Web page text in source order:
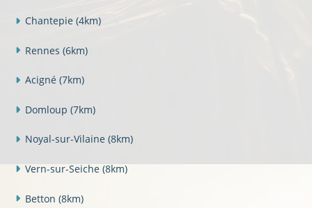
Chantepie (4km)
Rennes (6km)
Acigné (7km)
Domloup (7km)
Noyal-sur-Vilaine (8km)
Vern-sur-Seiche (8km)
Betton (8km)